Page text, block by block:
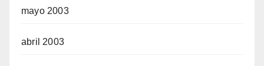
mayo 2003
abril 2003